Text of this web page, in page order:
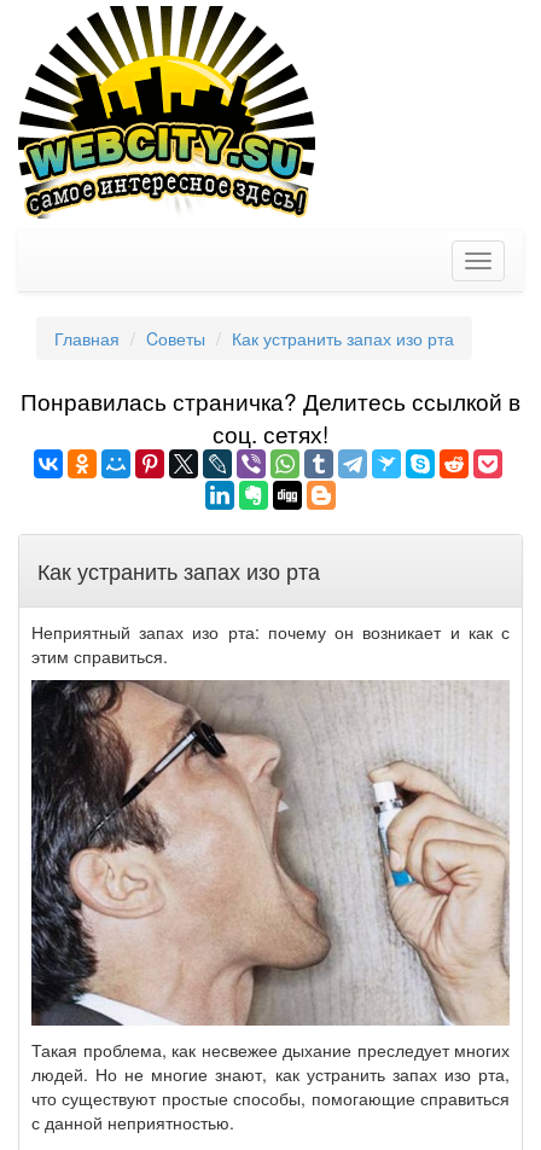
Toggle
Главная Cоветы Как устранить запах изо рта
Понравилась страничка? Делитеcь ссылкой в
соц. сетях!
Как устранить запах изо рта
Неприятный запах изо рта: почему он возникает и как с
этим справиться.
Такая проблема, как несвежее дыхание преследует многих
людей. Но не многие знают, как устранить запах изо рта,
что существуют простые способы, помогающие справиться
с данной неприятностью.